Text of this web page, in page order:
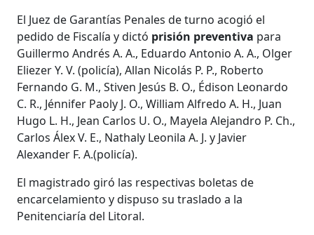
El Juez de Garantías Penales de turno acogió el
pedido de Fiscalía y dictó prisión preventiva para
Guillermo Andrés A. A., Eduardo Antonio A. A., Olger
Eliezer Y. V. (policía), Allan Nicolás P. P., Roberto
Fernando G. M., Stiven Jesús B. O., Édison Leonardo
C. R., Jénnifer Paoly J. O., William Alfredo A. H., Juan
Hugo L. H., Jean Carlos U. O., Mayela Alejandro P. Ch.,
Carlos Álex V. E., Nathaly Leonila A. J. y Javier
Alexander F. A.(policía).
El magistrado giró las respectivas boletas de
encarcelamiento y dispuso su traslado a la
Penitenciaría del Litoral.